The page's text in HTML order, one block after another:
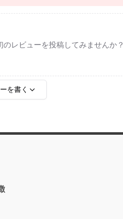
レビューを投稿してみませんか？
を書く